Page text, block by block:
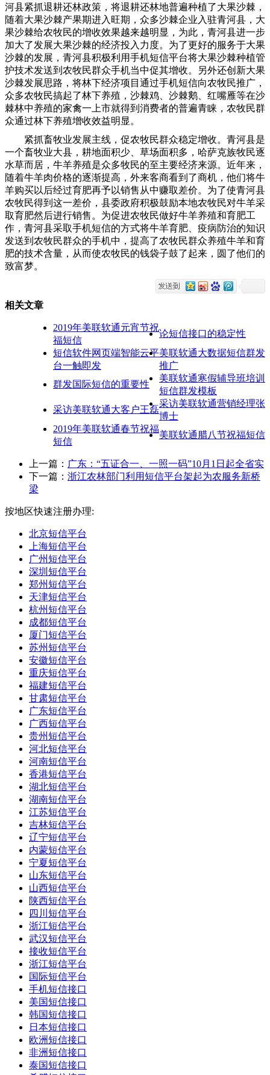
河县紧抓退耕还林政策，将退耕还林地普遍种植了大果沙棘，
随着大果沙棘产果期进入旺期，众多沙棘企业入驻青河县，大
果沙棘给农牧民的增收效果越来越明显，为此，青河县进一步
加大了发展大果沙棘的经济投入力度。为了更好的服务于大果
沙棘的发展，青河县积极利用手机短信平台将大果沙棘种植管
护技术发送到农牧民群众手机当中促其增收。另外还创新大果
沙棘发展思路，将林下经济项目通过手机短信向农牧民推广，
众多农牧民搞起了林下养殖，沙棘鸡、沙棘鹅、红嘴雁等在沙
棘林中养殖的家禽一上市就得到消费者的普遍青睐，农牧民群
众通过林下养殖增收效益明显。
紧抓畜牧业发展主线，促农牧民群众稳定增收。青河县是
一个畜牧业大县，耕地面积少、草场面积多，哈萨克族牧民逐
水草而居，牛羊养殖是众多牧民的至主要经济来源。近年来，
随着牛羊肉价格的逐渐提高，外来客商看到了商机，他们将牛
羊购买以后经过育肥再予以销售从中赚取差价。为了使青河县
农牧民得到这一差价，县委政府积极鼓励本地农牧民对牛羊采
取育肥然后进行销售。为促进农牧民做好牛羊养殖和育肥工
作，青河县采取手机短信的方式将牛羊育肥、疫病防治的知识
发送到农牧民群众的手机中，提高了农牧民群众养殖牛羊和育
肥的技术含量，从而使农牧民的钱袋子鼓了起来，圆了他们的
致富梦。
相关文章
2019年美联软通元宵节祝
福短信
论短信接口的稳定性
短信软件网页端智能云平
台一触即发
美联软通大数据短信群发
推广
群发国际短信的重要性
美联软通寒假辅导班培训
短信群发模板
采访美联软通大客户王磊
采访美联软通营销经理张
博士
2019年美联软通春节祝福
短信
美联软通腊八节祝福短信
上一篇： 广东：“五证合一、一照一码”10月1日起全省实
下一篇： 浙江农林部门利用短信平台架起为农服务新桥
梁
按地区快速注册办理:
北京短信平台
上海短信平台
广州短信平台
深圳短信平台
郑州短信平台
天津短信平台
杭州短信平台
成都短信平台
厦门短信平台
苏州短信平台
安徽短信平台
重庆短信平台
福建短信平台
甘肃短信平台
广东短信平台
广西短信平台
贵州短信平台
河北短信平台
河南短信平台
香港短信平台
湖北短信平台
湖南短信平台
江苏短信平台
吉林短信平台
辽宁短信平台
内蒙短信平台
宁夏短信平台
山东短信平台
山西短信平台
陕西短信平台
四川短信平台
浙江短信平台
武汉短信平台
接收短信平台
浙江短信平台
国际短信平台
手机短信接口
美国短信接口
韩国短信接口
日本短信接口
欧洲短信接口
非洲短信接口
泰国短信接口